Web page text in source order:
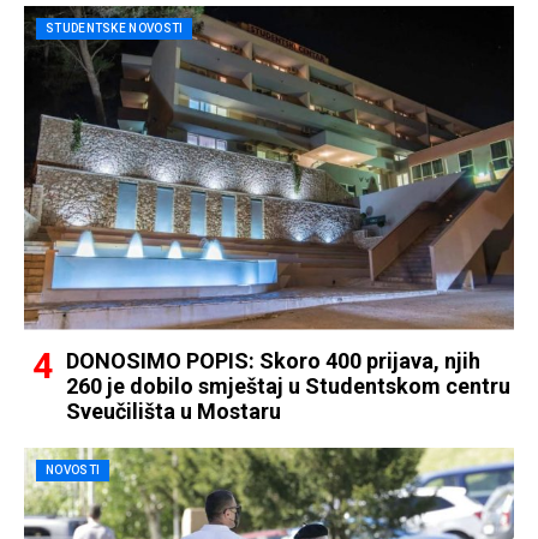
STUDENTSKE NOVOSTI
DONOSIMO POPIS: Skoro 400 prijava, njih
260 je dobilo smještaj u Studentskom centru
Sveučilišta u Mostaru
NOVOSTI